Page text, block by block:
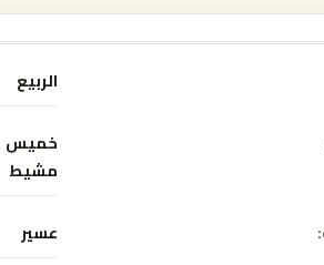
الربيع
خميس
مشيط
عسير